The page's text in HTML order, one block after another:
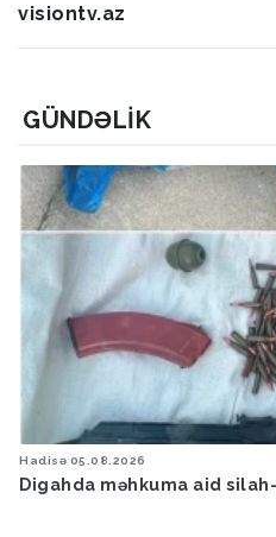
visiontv.az
GÜNDƏLIK
Hadisə 05.08.2026
Digahda məhkuma aid